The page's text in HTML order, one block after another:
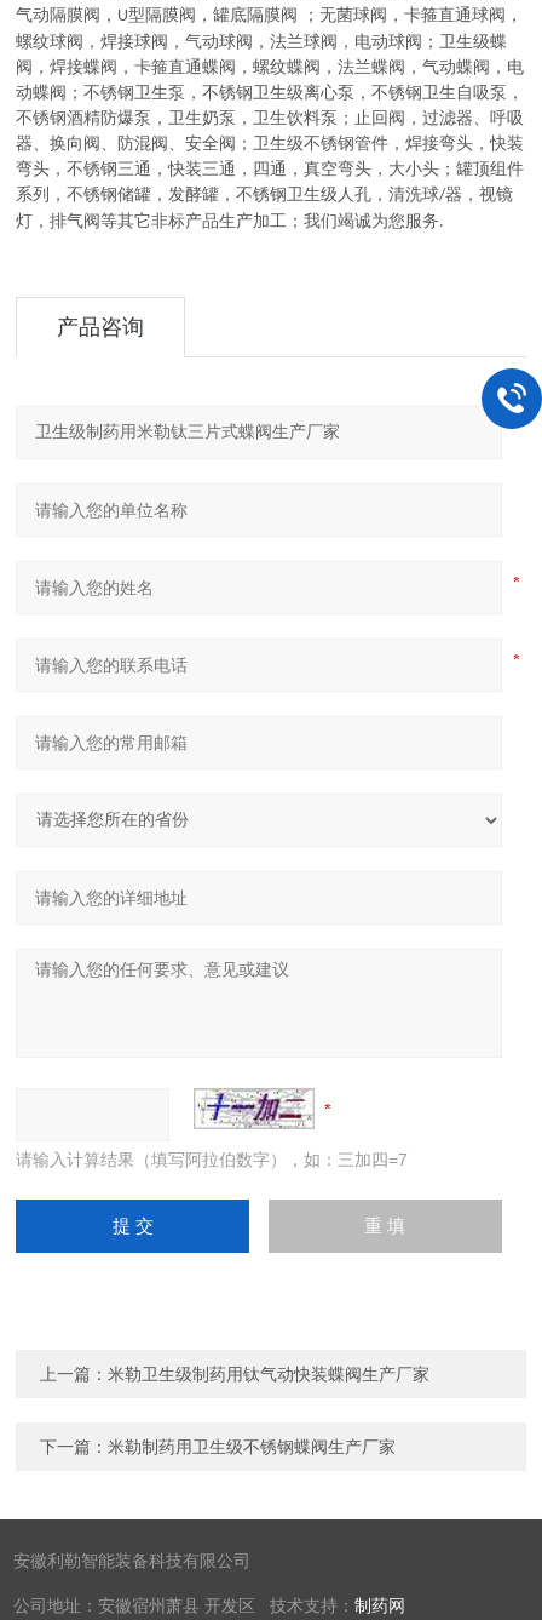
气动隔膜阀， U型隔膜阀，罐底隔膜阀 ；无菌球阀 ，卡箍直通球阀，
螺纹球阀，焊接球阀，气动球阀，法兰球阀，电动球阀 ；卫生级蝶
阀 ，焊接蝶阀，卡箍直通蝶阀，螺纹蝶阀，法兰蝶阀，气动蝶阀，电
动蝶阀 ；不锈钢卫生泵 ，不锈钢卫生级离心泵，不锈钢卫生自吸泵，
不锈钢酒精防爆泵，卫生奶泵，卫生饮料泵 ； 止回阀，过滤器、呼吸
器、换向阀、防混阀、安全阀 ；卫生级不锈钢管件 ，焊接弯头，快装
弯头，不锈钢三通，快装三通，四通，真空弯头，大小头 ；罐顶组件
系列 ，不锈钢储罐，发酵罐，不锈钢卫生级人孔，清洗球/器，视镜
灯，排气阀等其它非标产品生产加工 ；我们竭诚为您服务.
产品咨询
请输入计算结果（填写阿拉伯数字），如：三加四=7
上一篇：米勒卫生级制药用钛气动快装蝶阀生产厂家
下一篇：米勒制药用卫生级不锈钢蝶阀生产厂家
安徽利勒智能装备科技有限公司
公司地址：安徽宿州萧县 开发区 技术支持：制药网